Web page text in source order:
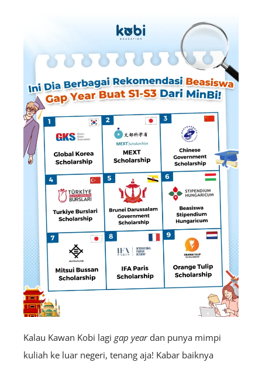
Kalau Kawan Kobi lagi gap yeardan punya mimpi
kuliah ke luar negeri, tenang aja! Kabar baiknya